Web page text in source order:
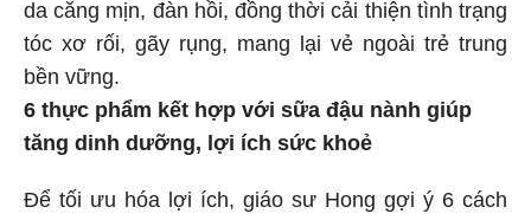
da căng mịn, đàn hồi, đồng thời cải thiện tình trạng
tóc xơ rối, gãy rụng, mang lại vẻ ngoài trẻ trung
bền vững.
6 thực phẩm kết hợp với sữa đậu nành giúp
tăng dinh dưỡng, lợi ích sức khoẻ
Để tối ưu hóa lợi ích, giáo sư Hong gợi ý 6 cách